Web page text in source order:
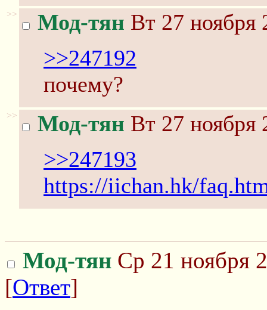
>> Мод-тян Вт 27 ноября
>>247192
почему?
>> Мод-тян Вт 27 ноября
>>247193
https://iichan.hk/
Мод-тян Ср 21 ноября
[Ответ]